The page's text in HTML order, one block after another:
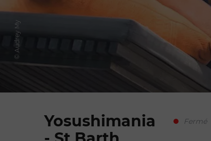
© Audrey My
Yosushimania
Fermé